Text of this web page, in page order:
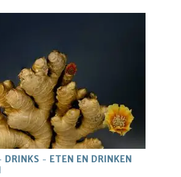
DRINKS
ETEN EN DRINKEN